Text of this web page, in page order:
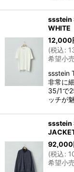
ssstein
WHITE
12,000
(税込:
希望小
ssstein
非常に
35/1で
ッチが
ssstein
92,000
(税込:
希望小